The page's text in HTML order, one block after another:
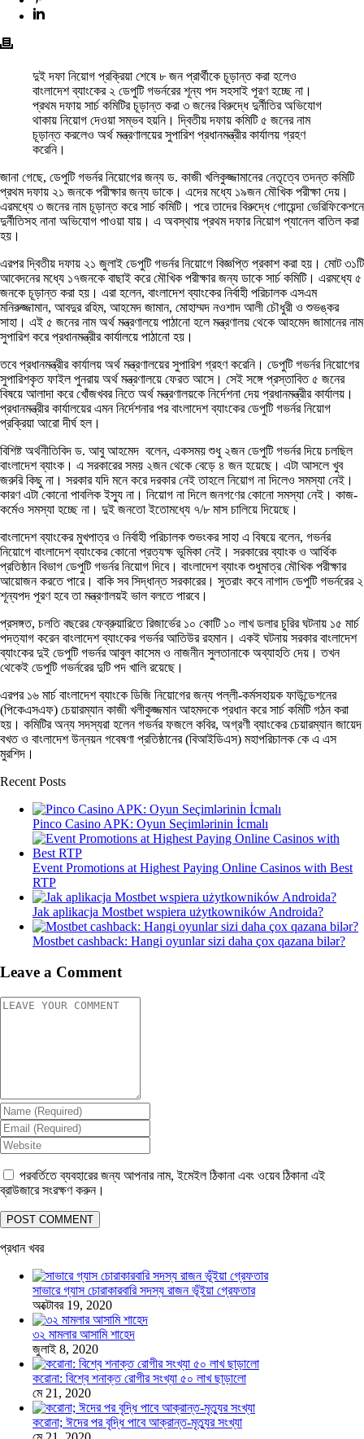
দুই দফা নিয়োগ প্রক্রিয়া শেষে ৮ জন প্রার্থীকে চূড়ান্ত করা হলেও
বাংলাদেশ ব্যাংকের ২ ডেপুটি গভর্নরের শূন্য পদ সহসাই পূরণ হচ্ছে না।
প্রথম দফায় সার্চ কমিটির চূড়ান্ত করা ৩ জনের বিরুদ্ধে দুর্নীতির অভিযোগ
থাকায় নিয়োগ দেওয়া সম্ভব হয়নি। দ্বিতীয় দফায় কমিটি ৫ জনের নাম
চূড়ান্ত করলেও অর্থ মন্ত্রণালয়ের সুপারিশ প্রধানমন্ত্রীর কার্যালয় গ্রহণ
করেনি।
জানা গেছে, ডেপুটি গভর্নর নিয়োগের জন্য ড. কাজী খলিকুজ্জামানের নেতৃত্বে তদন্ত কমিটি
প্রথম দফায় ২১ জনকে পরীক্ষার জন্য ডাকে। এদের মধ্যে ১৯জন মৌখিক পরীক্ষা দেয়।
এরমধ্যে ৩ জনের নাম চূড়ান্ত করে সার্চ কমিটি। পরে তাদের বিরুদ্ধে গোয়েন্দা ভেরিফিকেশনে
দুর্নীতিসহ নানা অভিযোগ পাওয়া যায়। এ অবস্থায় প্রথম দফার নিয়োগ প্যানেল বাতিল করা
হয়।
এরপর দ্বিতীয় দফায় ২১ জুলাই ডেপুটি গভর্নর নিয়োগে বিজ্ঞপ্তি প্রকাশ করা হয়। মোট ৩১টি
আবেদনের মধ্যে ১৭জনকে বাছাই করে মৌখিক পরীক্ষার জন্য ডাকে সার্চ কমিটি। এরমধ্যে ৫
জনকে চূড়ান্ত করা হয়। এরা হলেন, বাংলাদেশ ব্যাংকের নির্বাহী পরিচালক এসএম
মনিরুজ্জামান, আবদুর রহিম, আহমেদ জামান, মোহাম্মদ নওশাদ আলী চৌধুরী ও শুভঙ্কর
সাহা। এই ৫ জনের নাম অর্থ মন্ত্রণালয়ে পাঠানো হলে মন্ত্রণালয় থেকে আহমেদ জামানের নাম
সুপারিশ করে প্রধানমন্ত্রীর কার্যালয়ে পাঠানো হয়।
তবে প্রধানমন্ত্রীর কার্যালয় অর্থ মন্ত্রণালয়ের সুপারিশ গ্রহণ করেনি। ডেপুটি গভর্নর নিয়োগের
সুপারিশকৃত ফাইল পুনরায় অর্থ মন্ত্রণালয়ে ফেরত আসে। সেই সঙ্গে প্রস্তাবিত ৫ জনের
বিষয়ে আলাদা করে খোঁজখবর নিতে অর্থ মন্ত্রণালয়কে নির্দেশনা দেয় প্রধানমন্ত্রীর কার্যালয়।
প্রধানমন্ত্রীর কার্যালয়ের এমন নির্দেশনার পর বাংলাদেশ ব্যাংকের ডেপুটি গভর্নর নিয়োগ
প্রক্রিয়া আরো দীর্ঘ হল।
বিশিষ্ট অর্থনীতিবিদ ড. আবু আহমেদ বলেন, একসময় শুধু ২জন ডেপুটি গভর্নর দিয়ে চলছিল
বাংলাদেশ ব্যাংক। এ সরকারের সময় ২জন থেকে বেড়ে ৪ জন হয়েছে। এটা আসলে খুব
জরুরি কিছু না। সরকার যদি মনে করে দরকার নেই তাহলে নিয়োগ না দিলেও সমস্যা নেই।
কারণ এটা কোনো পাবলিক ইস্যু না। নিয়োগ না দিলে জনগণের কোনো সমস্যা নেই। কাজ-
কর্মেও সমস্যা হচ্ছে না। দুই জনতো ইতোমধ্যে ৭/৮ মাস চালিয়ে দিয়েছে।
বাংলাদেশ ব্যাংকের মুখপাত্র ও নির্বাহী পরিচালক শুভংকর সাহা এ বিষয়ে বলেন, গভর্নর
নিয়োগে বাংলাদেশ ব্যাংকের কোনো প্রত্যক্ষ ভূমিকা নেই। সরকারের ব্যাংক ও আর্থিক
প্রতিষ্ঠান বিভাগ ডেপুটি গভর্নর নিয়োগ দিবে। বাংলাদেশ ব্যাংক শুধুমাত্র মৌখিক পরীক্ষার
আয়োজন করতে পারে। বাকি সব সিদ্ধান্ত সরকারের। সুতরাং কবে নাগাদ ডেপুটি গভর্নরের ২
শূন্যপদ পূরণ হবে তা মন্ত্রণালয়ই ভাল বলতে পারবে।
প্রসঙ্গত, চলতি বছরের ফেব্রুয়ারিতে রিজার্ভের ১০ কোটি ১০ লাখ ডলার চুরির ঘটনায় ১৫ মার্চ
পদত্যাগ করেন বাংলাদেশ ব্যাংকের গভর্নর আতিউর রহমান। একই ঘটনায় সরকার বাংলাদেশ
ব্যাংকের দুই ডেপুটি গভর্নর আবুল কাসেম ও নাজনীন সুলতানাকে অব্যাহতি দেয়। তখন
থেকেই ডেপুটি গভর্নরের দুটি পদ খালি রয়েছে।
এরপর ১৬ মার্চ বাংলাদেশ ব্যাংকে ডিজি নিয়োগের জন্য পল্লী-কর্মসহায়ক ফাউন্ডেশনের
(পিকেএসএফ) চেয়ারম্যান কাজী খলীকুজ্জমান আহমদকে প্রধান করে সার্চ কমিটি গঠন করা
হয়। কমিটির অন্য সদস্যরা হলেন গভর্নর ফজলে কবির, অগ্রণী ব্যাংকের চেয়ারম্যান জায়েদ
বখত ও বাংলাদেশ উন্নয়ন গবেষণা প্রতিষ্ঠানের (বিআইডিএস) মহাপরিচালক কে এ এস
মুরশিদ।
Recent Posts
Pinco Casino APK: Oyun Seçimlərinin İcmalı
Event Promotions at Highest Paying Online Casinos with Best
RTP
Jak aplikacja Mostbet wspiera użytkowników Androida?
Mostbet cashback: Hangi oyunlar sizi daha çox qazana bilər?
Leave a Comment
পরবর্তিতে ব্যবহারের জন্য আপনার নাম, ইমেইল ঠিকানা এবং ওয়েব ঠিকানা এই
ব্রাউজারে সংরক্ষণ করুন।
প্রধান খবর
সাভারে গ্যাস চোরাকারবারি সদস্য রাজন ভূঁইয়া গ্রেফতার
অক্টোবর 19, 2020
৩২ মামলার আসামি শাহেদ
জুলাই 8, 2020
করোনা: বিশ্বে শনাক্ত রোগীর সংখ্যা ৫০ লাখ ছাড়ালো
মে 21, 2020
করোনা; ঈদের পর বৃদ্ধি পাবে আক্রান্ত-মৃত্যুর সংখ্যা